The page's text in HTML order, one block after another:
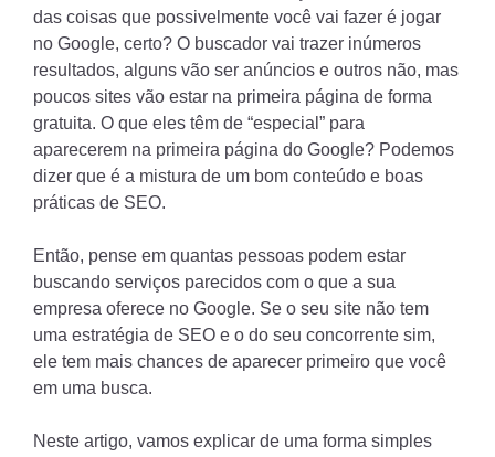
das coisas que possivelmente você vai fazer é jogar
no Google, certo? O buscador vai trazer inúmeros
resultados, alguns vão ser anúncios e outros não, mas
poucos sites vão estar na primeira página de forma
gratuita. O que eles têm de “especial” para
aparecerem na primeira página do Google? Podemos
dizer que é a mistura de um bom conteúdo e boas
práticas de SEO.
Então, pense em quantas pessoas podem estar
buscando serviços parecidos com o que a sua
empresa oferece no Google. Se o seu site não tem
uma estratégia de SEO e o do seu concorrente sim,
ele tem mais chances de aparecer primeiro que você
em uma busca.
Neste artigo, vamos explicar de uma forma simples